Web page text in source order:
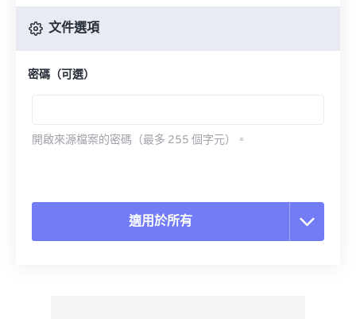
文件選項
密碼（可選）
開啟來源檔案的密碼（最多 255 個字元）。
適用於所有